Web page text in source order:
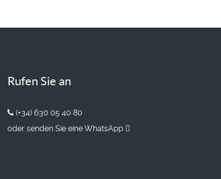
Rufen Sie an
(+34) 630 05 40 80
oder senden Sie eine WhatsApp